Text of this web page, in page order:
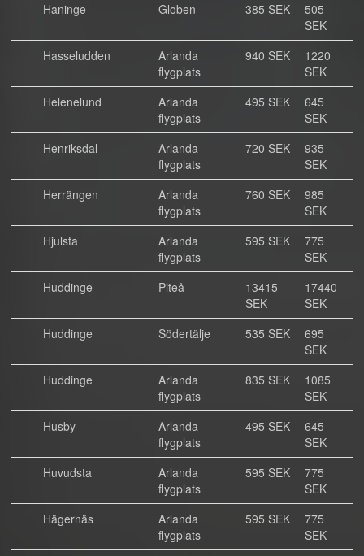
Haninge
Globen 385 SEK
505
SEK
Hasseludden
Arlanda
flygplats
940 SEK
1220
SEK
Helenelund
Arlanda
flygplats
495 SEK
645
SEK
Henriksdal
Arlanda
flygplats
720 SEK
935
SEK
Herrängen
Arlanda
flygplats
760 SEK
985
SEK
Hjulsta
Arlanda
flygplats
595 SEK
775
SEK
Huddinge
Piteå
13415
SEK
17440
SEK
Huddinge
Södertälje 535 SEK
695
SEK
Huddinge
Arlanda
flygplats
835 SEK
1085
SEK
Husby
Arlanda
flygplats
495 SEK
645
SEK
Huvudsta
Arlanda
flygplats
595 SEK
775
SEK
Hägernäs
Arlanda
flygplats
595 SEK
775
SEK